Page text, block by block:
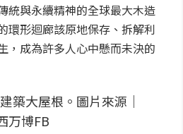
統與永續精神的全球最大木造
環形迴廊該原地保存、拆解利
，成為許多人心中懸而未決的